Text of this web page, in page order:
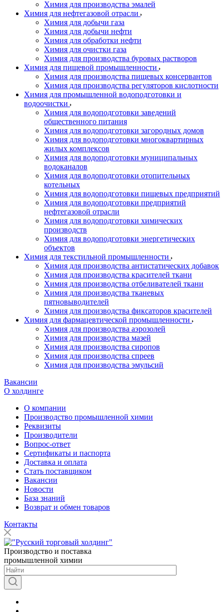
Химия для производства эмалей
Химия для нефтегазовой отрасли
Химия для добычи газа
Химия для добычи нефти
Химия для обработки нефти
Химия для очистки газа
Химия для производства буровых растворов
Химия для пищевой промышленности
Химия для производства пищевых консервантов
Химия для производства регуляторов кислотности
Химия для промышленной водоподготовки и
водоочистки
Химия для водоподготовки заведений
общественного питания
Химия для водоподготовки загородных домов
Химия для водоподготовки многоквартирных
жилых комплексов
Химия для водоподготовки муниципальных
водоканалов
Химия для водоподготовки отопительных
котельных
Химия для водоподготовки пищевых предприятий
Химия для водоподготовки предприятий
нефтегазовой отрасли
Химия для водоподготовки химических
производств
Химия для водоподготовки энергетических
объектов
Химия для текстильной промышленности
Химия для производства антистатических добавок
Химия для производства красителей ткани
Химия для производства отбеливателей ткани
Химия для производства тканевых
пятновыводителей
Химия для производства фиксаторов красителей
Химия для фармацевтической промышленности
Химия для производства аэрозолей
Химия для производства мазей
Химия для производства сиропов
Химия для производства спреев
Химия для производства эмульсий
Вакансии
О холдинге
О компании
Производство промышленной химии
Реквизиты
Производители
Вопрос-ответ
Сертификаты и паспорта
Доставка и оплата
Стать поставщиком
Вакансии
Новости
База знаний
Возврат и обмен товаров
Контакты
Производство и поставка
промышленной химии